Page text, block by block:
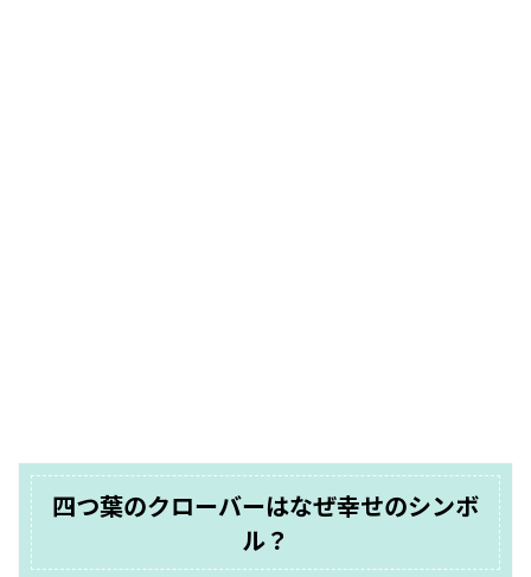
四つ葉のクローバーはなぜ幸せのシンボ
ル？